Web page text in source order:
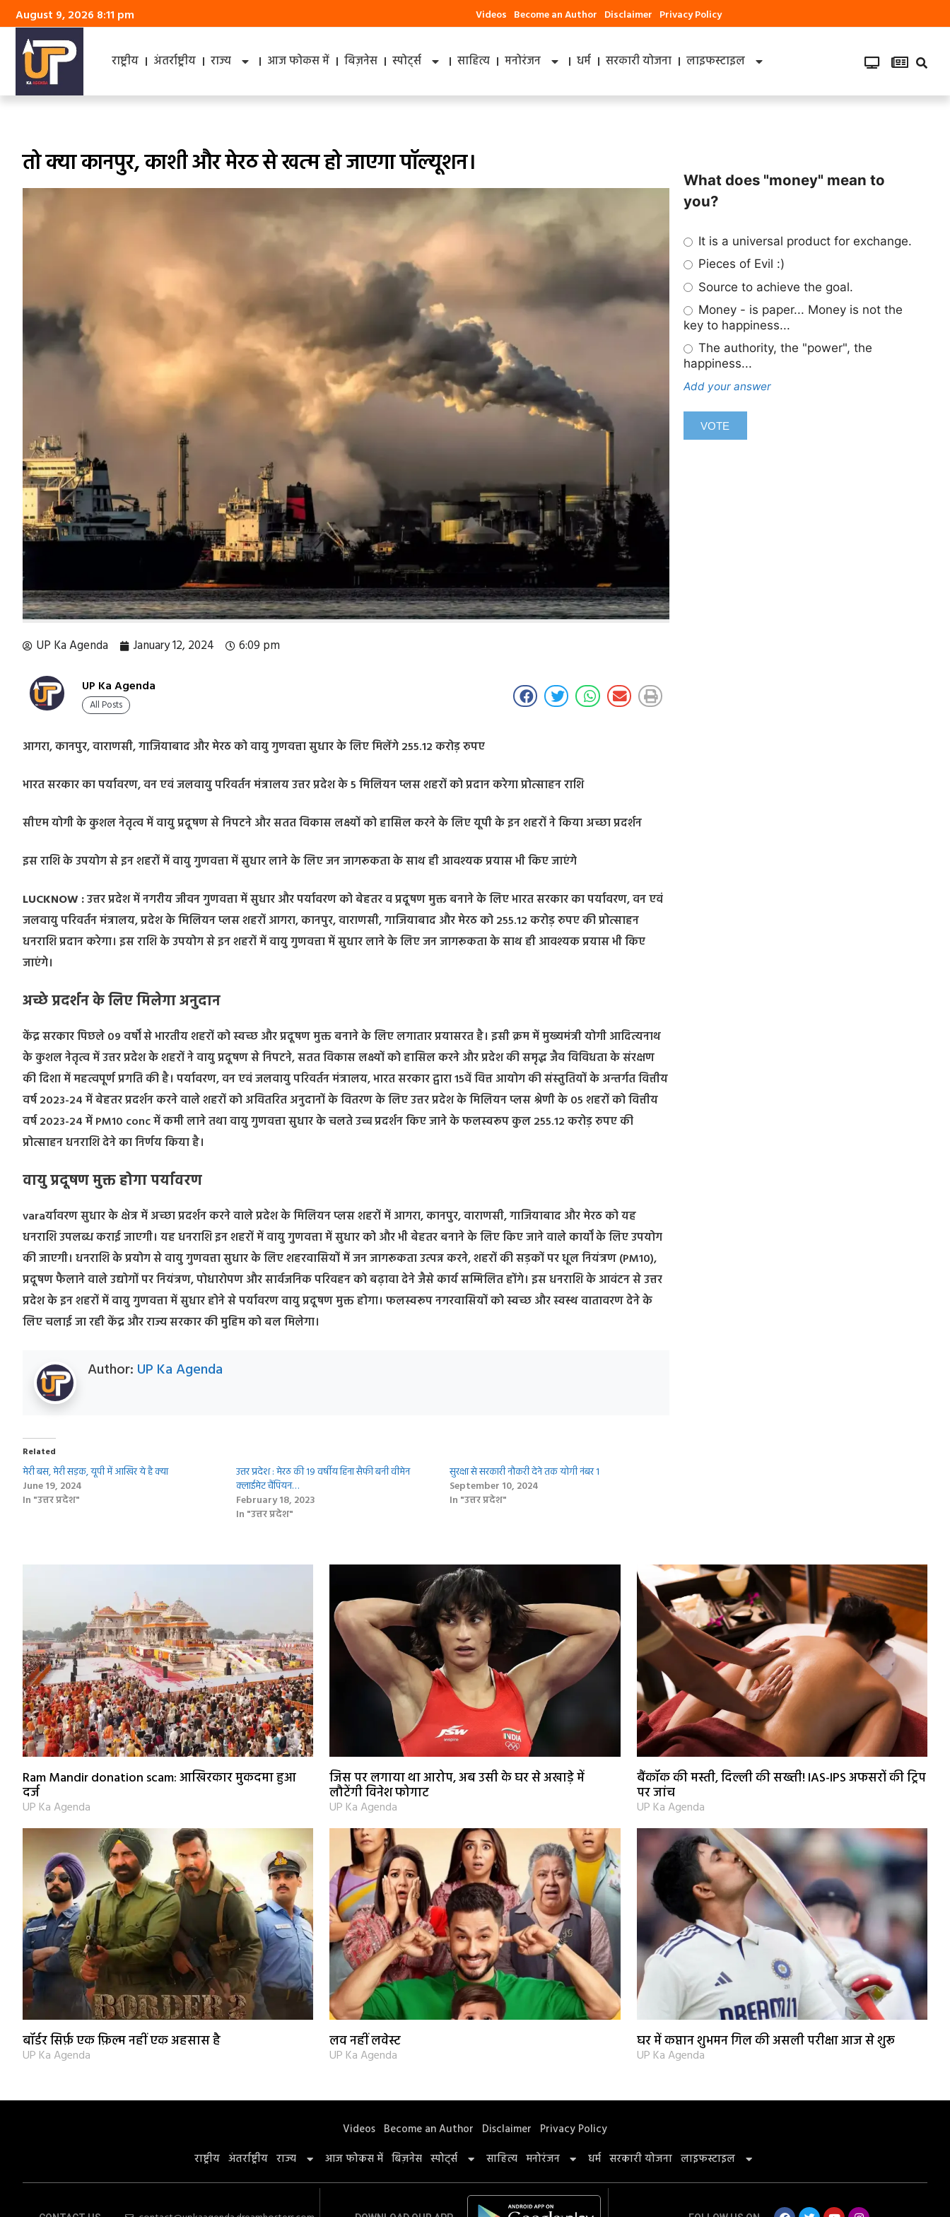
August 9, 2026 8:11 pm Videos Become an Author Disclaimer Privacy Policy
राष्ट्रीय अंतर्राष्ट्रीय राज्य आज फोकस में बिज़नेस स्पोर्ट्स साहित्य मनोरंजन धर्म सरकारी योजना लाइफस्टाइल
तो क्‍या कानपुर, काशी और मेरठ से खत्‍म हो जाएगा पॉल्‍यूशन।
UP Ka Agenda January 12, 2024 6:09 pm
UP Ka Agenda
All Posts
आगरा, कानपुर, वाराणसी, गाजियाबाद और मेरठ को वायु गुणवत्ता सुधार के लिए मिलेंगे 255.12 करोड़ रुपए
भारत सरकार का पर्यावरण, वन एवं जलवायु परिवर्तन मंत्रालय उत्तर प्रदेश के 5 मिलियन प्लस शहरों को प्रदान करेगा प्रोत्साहन राशि
सीएम योगी के कुशल नेतृत्व में वायु प्रदूषण से निपटने और सतत विकास लक्ष्यों को हासिल करने के लिए यूपी के इन शहरों ने किया अच्छा प्रदर्शन
इस राशि के उपयोग से इन शहरों में वायु गुणवत्ता में सुधार लाने के लिए जन जागरूकता के साथ ही आवश्यक प्रयास भी किए जाएंगे
LUCKNOW :उत्तर प्रदेश में नगरीय जीवन गुणवत्ता में सुधार और पर्यावरण को बेहतर व प्रदूषण मुक्त बनाने के लिए भारत सरकार का पर्यावरण, वन एवं
जलवायु परिवर्तन मंत्रालय, प्रदेश के मिलियन प्लस शहरों आगरा, कानपुर, वाराणसी, गाजियाबाद और मेरठ को 255.12 करोड़ रुपए की प्रोत्साहन
धनराशि प्रदान करेगा। इस राशि के उपयोग से इन शहरों में वायु गुणवत्ता में सुधार लाने के लिए जन जागरूकता के साथ ही आवश्यक प्रयास भी किए
जाएंगे।
अच्छे प्रदर्शन के लिए मिलेगा अनुदान
केंद्र सरकार पिछले 09 वर्षों से भारतीय शहरों को स्वच्छ और प्रदूषण मुक्त बनाने के लिए लगातार प्रयासरत है। इसी क्रम में मुख्यमंत्री योगी आदित्यनाथ
के कुशल नेतृत्व में उत्तर प्रदेश के शहरों ने वायु प्रदूषण से निपटने, सतत विकास लक्ष्यों को हासिल करने और प्रदेश की समृद्ध जैव विविधता के संरक्षण
की दिशा में महत्वपूर्ण प्रगति की है। पर्यावरण, वन एवं जलवायु परिवर्तन मंत्रालय, भारत सरकार द्वारा 15वें वित्त आयोग की संस्तुतियों के अन्तर्गत वित्तीय
वर्ष 2023-24 में बेहतर प्रदर्शन करने वाले शहरों को अवितरित अनुदानों के वितरण के लिए उत्तर प्रदेश के मिलियन प्लस श्रेणी के 05 शहरों को वित्तीय
वर्ष 2023-24 में PM10 conc में कमी लाने तथा वायु गुणवत्ता सुधार के चलते उच्च प्रदर्शन किए जाने के फलस्वरूप कुल 255.12 करोड़ रुपए की
प्रोत्साहन धनराशि देने का निर्णय किया है।
वायु प्रदूषण मुक्त होगा पर्यावरण
varaर्यावरण सुधार के क्षेत्र में अच्छा प्रदर्शन करने वाले प्रदेश के मिलियन प्लस शहरों में आगरा, कानपुर, वाराणसी, गाजियाबाद और मेरठ को यह
धनराशि उपलब्ध कराई जाएगी। यह धनराशि इन शहरों में वायु गुणवत्ता में सुधार को और भी बेहतर बनाने के लिए किए जाने वाले कार्यों के लिए उपयोग
की जाएगी। धनराशि के प्रयोग से वायु गुणवत्ता सुधार के लिए शहरवासियों में जन जागरूकता उत्पन्न करने, शहरों की सड़कों पर धूल नियंत्रण (PM10),
प्रदूषण फैलाने वाले उद्योगों पर नियंत्रण, पोधारोपण और सार्वजनिक परिवहन को बढ़ावा देने जैसे कार्य सम्मिलित होंगे। इस धनराशि के आवंटन से उत्तर
प्रदेश के इन शहरों में वायु गुणवत्ता में सुधार होने से पर्यावरण वायु प्रदूषण मुक्त होगा। फलस्वरूप नगरवासियों को स्वच्छ और स्वस्थ वातावरण देने के
लिए चलाई जा रही केंद्र और राज्य सरकार की मुहिम को बल मिलेगा।
Author: UP Ka Agenda
Related
मेरी बस, मेरी सड़क, यूपी में आखिर ये है क्‍या
June 19, 2024
In "उत्तर प्रदेश"
उत्तर प्रदेश : मेरठ की 19 वर्षीय हिना सैफी बनी वीमेन
क्लाईमेट चैंपियन…
February 18, 2023
In "उत्तर प्रदेश"
सुरक्षा से सरकारी नौकरी देने तक योगी नंबर 1
September 10, 2024
In "उत्तर प्रदेश"
What does "money" mean to
you?
It is a universal product for exchange.
Pieces of Evil :)
Source to achieve the goal.
Money - is paper... Money is not the
key to happiness...
The authority, the "power", the
happiness...
Add your answer
Ram Mandir donation scam: आखिरकार मुकदमा हुआ
दर्ज
UP Ka Agenda
जिस पर लगाया था आरोप, अब उसी के घर से अखाड़े में
लौटेंगी विनेश फोगाट
UP Ka Agenda
बैंकॉक की मस्ती, दिल्ली की सख्ती! IAS-IPS अफसरों की ट्रिप
पर जांच
UP Ka Agenda
बॉर्डर सिर्फ़ एक फ़िल्म नहीं एक अहसास है
UP Ka Agenda
लव नहीं लवेस्ट
UP Ka Agenda
घर में कप्तान शुभमन गिल की असली परीक्षा आज से शुरू
UP Ka Agenda
Videos Become an Author Disclaimer Privacy Policy
राष्ट्रीय अंतर्राष्ट्रीय राज्य आज फोकस में बिज़नेस स्पोर्ट्स साहित्य मनोरंजन धर्म सरकारी योजना लाइफस्टाइल